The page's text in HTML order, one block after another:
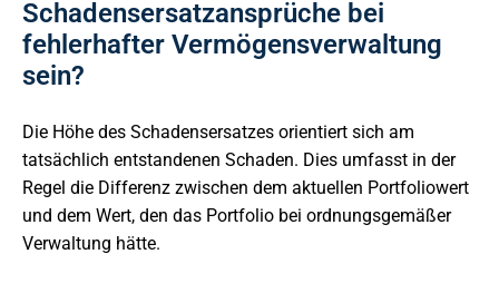
Schadensersatzansprüche bei
fehlerhafter Vermögensverwaltung
sein?
Die Höhe des Schadensersatzes orientiert sich am
tatsächlich entstandenen Schaden. Dies umfasst in der
Regel die Differenz zwischen dem aktuellen Portfoliowert
und dem Wert, den das Portfolio bei ordnungsgemäßer
Verwaltung hätte.